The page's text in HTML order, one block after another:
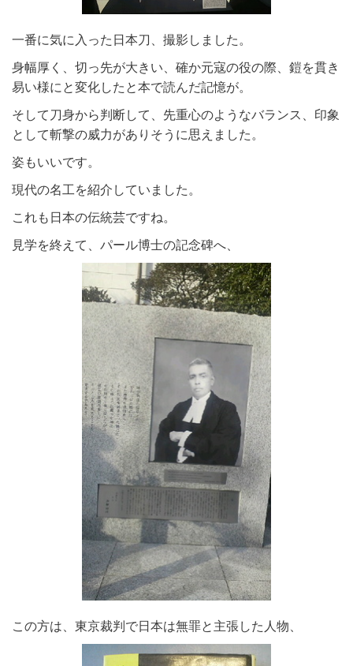
一番に気に入った日本刀、撮影しました。
身幅厚く、切っ先が大きい、確か元寇の役の際、鎧を貫き
易い様にと変化したと本で読んだ記憶が。
そして刀身から判断して、先重心のようなバランス、印象
として斬撃の威力がありそうに思えました。
姿もいいです。
現代の名工を紹介していました。
これも日本の伝統芸ですね。
見学を終えて、パール博士の記念碑へ、
この方は、東京裁判で日本は無罪と主張した人物、